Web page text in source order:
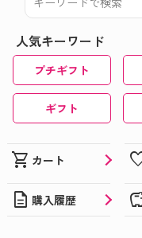
人気キーワード
プチギフト
ギフト
shopping_cart カート
description 購入履歴